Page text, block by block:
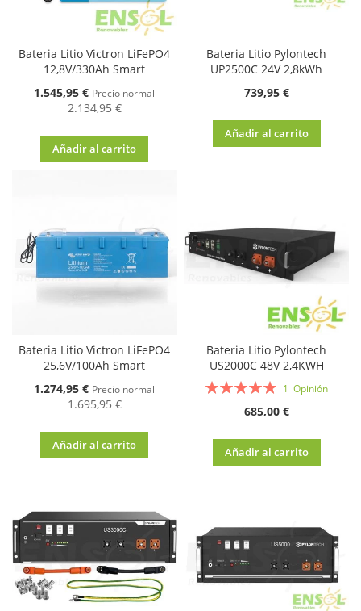
Bateria Litio Victron LiFePO4
12,8V/330Ah Smart
Oferta
1.545,95 € Precio normal
2.134,95 €
Añadir al carrito
Bateria Litio Pylontech
UP2500C 24V 2,8kWh
739,95 €
Añadir al carrito
Bateria Litio Victron LiFePO4
25,6V/100Ah Smart
Oferta
1.274,95 € Precio normal
1.695,95 €
Añadir al carrito
Bateria Litio Pylontech
US2000C 48V 2,4KWH
Valoración:
1 Opinión
685,00 €
Añadir al carrito